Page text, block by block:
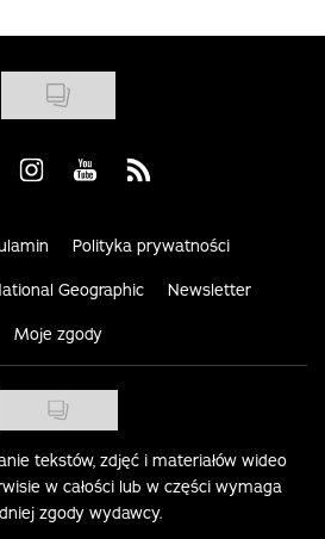
us on Facebook
Visit us on Instagram
Visit us on Youtube
Visit us on Rss
Polityka prywatności
Geographic Newsletter
Moje zgody
tekstów, zdjęć i materiałów wideo
w całości lub w części wymaga
zgody wydawcy.